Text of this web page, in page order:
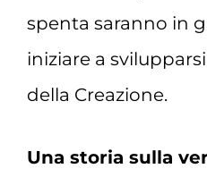
spenta saranno in
iniziare a
della Creazione.
Una storia sulla